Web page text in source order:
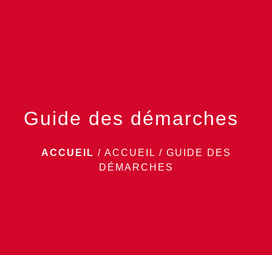
Guide des démarches
ACCUEIL / ACCUEIL / GUIDE DES
DÉMARCHES